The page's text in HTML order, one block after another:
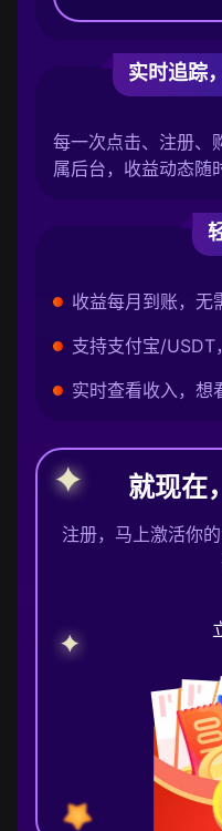
实时追踪
每一次点击、注册、
属后台，收益动态随
收益每月到账，无
支持支付宝/USDT
实时查看收入，想
就现在
注册，马上激活你